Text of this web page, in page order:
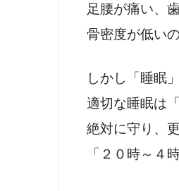
足腰が痛い、
骨密度が低い
しかし「睡眠
適切な睡眠は
絶対に守り、
「２０時～４